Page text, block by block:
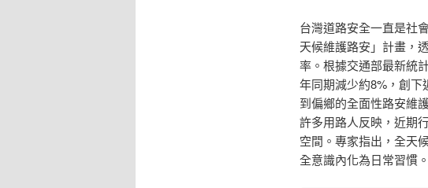
台灣道路安全一直是社
天候維護路安」計畫，
率。根據交通部最新統
年同期減少約8%，創
到偏鄉的全面性路安維
許多用路人反映，近期
空間。專家指出，全天
全意識內化為日常習慣。